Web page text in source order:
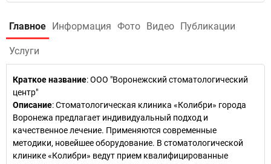
Главное Информация Фото Видео Публикации
Услуги
Краткое название:ООО "Воронежский стоматологический
центр"
Описание: Стоматологическая клиника «Колибри» города
Воронежа предлагает индивидуальный подход и
качественное лечение. Применяются современные
методики, новейшее оборудование. В стоматологической
клинике «Колибри» ведут прием квалифицированные